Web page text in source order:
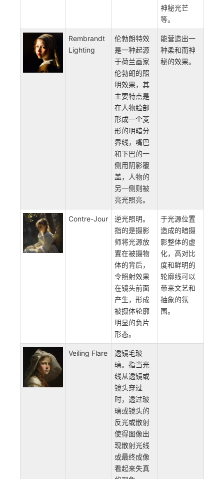
的剧情点，
如武器的激
光、宇宙战
争中的太阳
和星星、幻
想电影和电
伦勃朗特效
是一种起源
于荷兰画家
伦勃朗的照
明效果，其
主要特点是
在人物脸部
形成一个菱
形的明暗分
界线，嘴巴
和下巴的一
侧用阴影覆
盖，人物的
另一侧则被
亮光照亮。
逆光照明。
指的是摄影
师将光源放
置在被摄物
体的背后，
令照射效果
在镜头前面
产生，形成
被摄体轮廓
明显的负片
形态。
于光源位置
造成的暗摄
度和鲜明的
透镜毛玻
璃。指当光
线从透镜或
镜头穿过